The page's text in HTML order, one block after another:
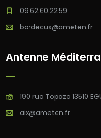
09.62.60.22.59
bordeaux@ameten.fr
Antenne
190 rue Topaze 13510
aix@ameten.fr